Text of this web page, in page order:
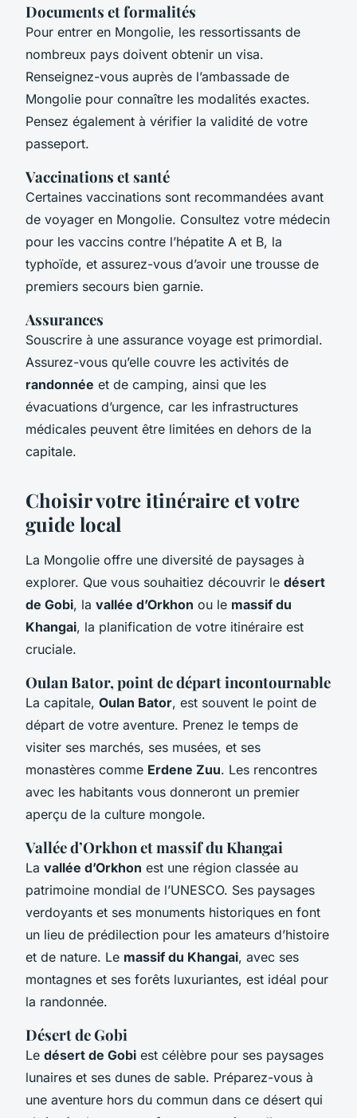
Documents et formalités
Pour entrer en Mongolie, les ressortissants de
nombreux pays doivent obtenir un visa.
Renseignez-vous auprès de l’ambassade de
Mongolie pour connaître les modalités exactes.
Pensez également à vérifier la validité de votre
passeport.
Vaccinations et santé
Certaines vaccinations sont recommandées avant
de voyager en Mongolie. Consultez votre médecin
pour les vaccins contre l’hépatite A et B, la
typhoïde, et assurez-vous d’avoir une trousse de
premiers secours bien garnie.
Assurances
Souscrire à une assurance voyage est primordial.
Assurez-vous qu’elle couvre les activités de
randonnée et de camping, ainsi que les
évacuations d’urgence, car les infrastructures
médicales peuvent être limitées en dehors de la
capitale.
Choisir votre itinéraire et votre
guide local
La Mongolie offre une diversité de paysages à
explorer. Que vous souhaitiez découvrir le désert
de Gobi, la vallée d’Orkhon ou le massif du
Khangai, la planification de votre itinéraire est
cruciale.
Oulan Bator, point de départ incontournable
La capitale, Oulan Bator, est souvent le point de
départ de votre aventure. Prenez le temps de
visiter ses marchés, ses musées, et ses
monastères comme Erdene Zuu. Les rencontres
avec les habitants vous donneront un premier
aperçu de la culture mongole.
Vallée d’Orkhon et massif du Khangai
La vallée d’Orkhon est une région classée au
patrimoine mondial de l’UNESCO. Ses paysages
verdoyants et ses monuments historiques en font
un lieu de prédilection pour les amateurs d’histoire
et de nature. Le massif du Khangai, avec ses
montagnes et ses forêts luxuriantes, est idéal pour
la randonnée.
Désert de Gobi
Le désert de Gobi est célèbre pour ses paysages
lunaires et ses dunes de sable. Préparez-vous à
une aventure hors du commun dans ce désert qui